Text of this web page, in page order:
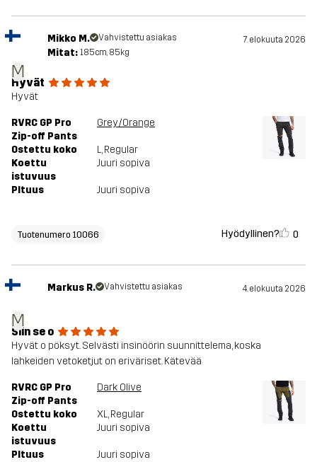
M
Mikko M. Vahvistettu asiakas 7. elokuuta 2026
Mitat: 185cm, 85kg
Hyvät
Hyvät
RVRC GP Pro
Zip-off Pants
Grey/Orange
Ostettu koko L, Regular
Koettu
istuvuus
Juuri sopiva
PItuus Juuri sopiva
Tuotenumero 10066 Hyödyllinen? 0
M
Markus R. Vahvistettu asiakas 4. elokuuta 2026
Siin se o
Hyvät o pöksyt. Selvästi insinöörin suunnittelema, koska
lahkeiden vetoketjut on eriväriset. Kätevää
RVRC GP Pro
Zip-off Pants
Dark Olive
Ostettu koko XL, Regular
Koettu
istuvuus
Juuri sopiva
PItuus Juuri sopiva